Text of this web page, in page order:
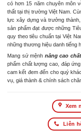
có hơn 15 năm chuyên môn
thất tại thị trường Việt Nam.
lực xây dựng và trưởng
sản phẩm đạt được những
quy theo tiêu chuẩn tại Việt
những thương hiệu danh tiếng
Mang sứ mệnh nâng cao
phẩm chất lượng cao, đáp
cam kết đem đến cho quý
vụ, giá thành & chính sách
Xem
Liên